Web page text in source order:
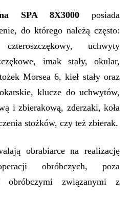
SPA 8X3000 posiada
do którego należą często:
uchwyty
imak stały, okular,
Morsea 6, kieł stały oraz
klucze do uchwytów,
i zbierakową, zderzaki, koła
stożków, czy też zbierak.
obrabiarce na realizację
obróbczych, poza
obróbczymi związanymi z